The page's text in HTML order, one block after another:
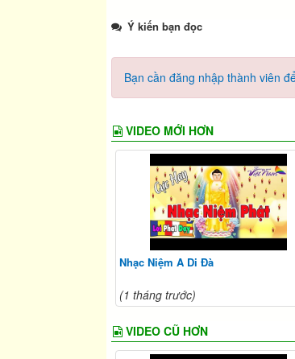
Ý kiến bạn đọc
Bạn cần đăng nhập thành viên
VIDEO MỚI HƠN
Nhạc Niệm A Di Đà
(1 tháng trước)
VIDEO CŨ HƠN